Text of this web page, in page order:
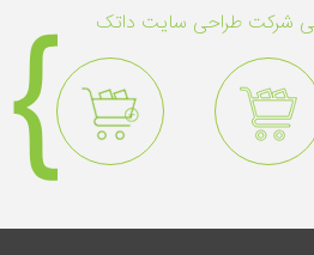
شرکت طراحی سایت داتک